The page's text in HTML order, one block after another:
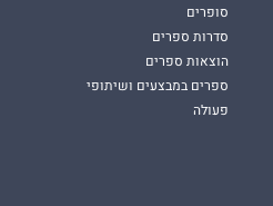
סופרים
סדרות ספרים
הוצאות ספרים
ספרים במבצעים ושיתופי
פעולה